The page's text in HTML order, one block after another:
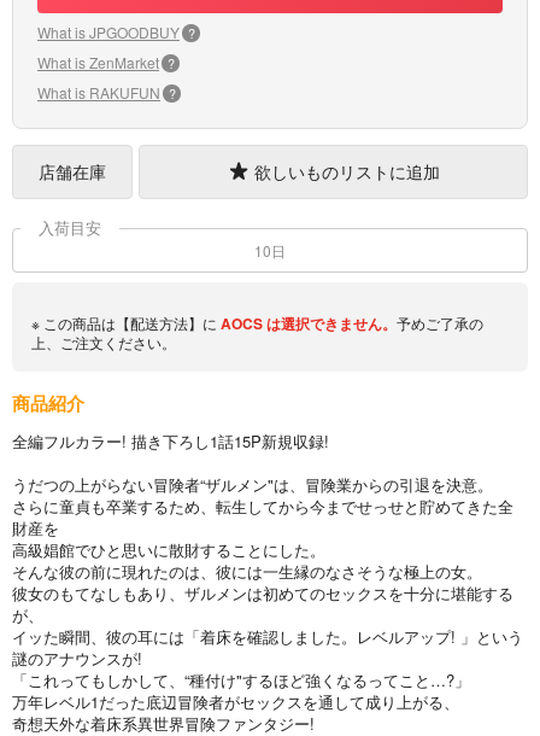
What is JPGOODBUY ?
What is ZenMarket ?
What is RAKUFUN ?
店舗在庫 欲しいものリストに追加
入荷目安
10日
※ この商品は【配送方法】に AOCSは選択できません。 予めご了承の
上、ご注文ください。
商品紹介
全編フルカラー! 描き下ろし1話15P新規収録!
うだつの上がらない冒険者“ザルメン"は、冒険業からの引退を決意。
さらに童貞も卒業するため、転生してから今までせっせと貯めてきた全
財産を
高級娼館でひと思いに散財することにした。
そんな彼の前に現れたのは、彼には一生縁のなさそうな極上の女。
彼女のもてなしもあり、ザルメンは初めてのセックスを十分に堪能する
が、
イッた瞬間、彼の耳には「着床を確認しました。レベルアップ! 」という
謎のアナウンスが!
「これってもしかして、“種付け"するほど強くなるってこと…?」
万年レベル1だった底辺冒険者がセックスを通して成り上がる、
奇想天外な着床系異世界冒険ファンタジー!